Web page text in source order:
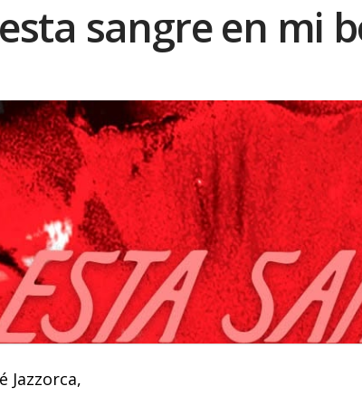
sangre en mi
Jazzorca,